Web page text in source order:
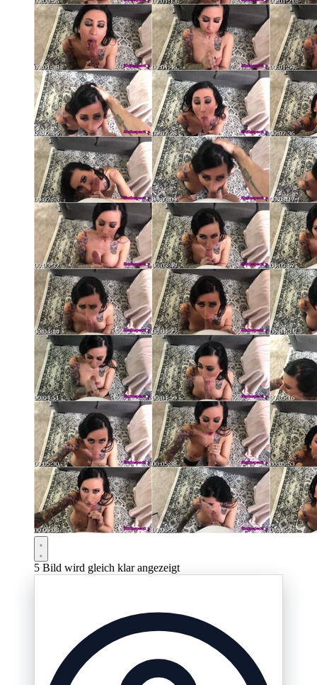
5 Bild wird gleich klar angezeigt